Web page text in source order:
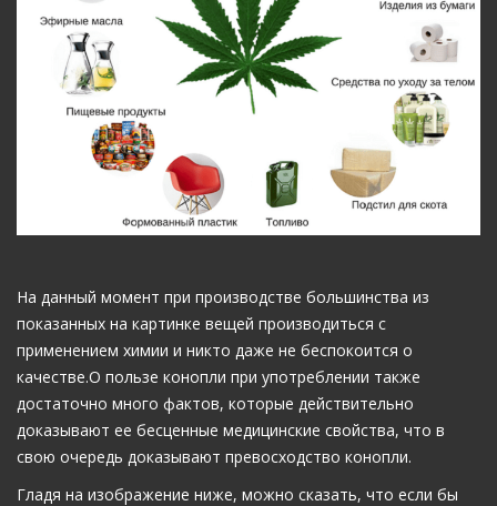
На данный момент при производстве большинства из
показанных на картинке вещей производиться с
применением химии и никто даже не беспокоится о
качестве.О пользе конопли при употреблении также
достаточно много фактов, которые действительно
доказывают ее бесценные медицинские свойства, что в
свою очередь доказывают превосходство конопли.
Гладя на изображение ниже, можно сказать, что если бы